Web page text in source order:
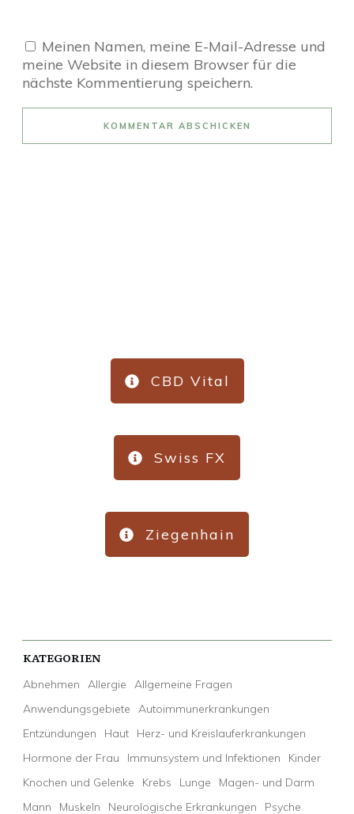
Meinen Namen, meine E-Mail-Adresse und
meine Website in diesem Browser für die
nächste Kommentierung speichern.
KOMMENTAR ABSCHICKEN
CBD Vital
Swiss FX
Ziegenhain
KATEGORIEN
Abnehmen Allergie
Allgemeine Fragen
Anwendungsgebiete
Autoimmunerkrankungen
Entzündungen
Haut
Herz- und Kreislauferkrankungen
Hormone der Frau
Immunsystem und Infektionen
Kinder
Knochen und Gelenke
Krebs Lunge
Magen- und Darm
Mann
Muskeln Neurologische Erkrankungen Psyche